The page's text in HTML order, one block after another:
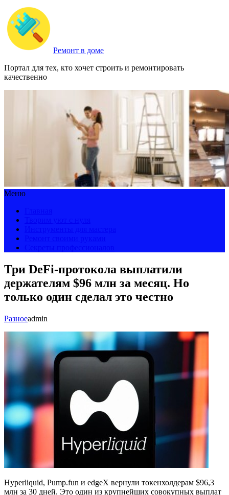
Ремонт в доме
Портал для тех, кто хочет строить и ремонтировать
качественно
Меню
Три DeFi-протокола выплатили
держателям $96 млн за месяц. Но
только один сделал это честно
Разноеadmin
Hyperliquid, Pump.fun и edgeX вернули токенхолдерам $96,3
млн за 30 дней. Это один из крупнейших совокупных выплат